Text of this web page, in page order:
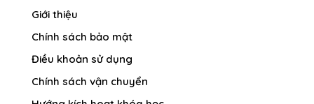
Giới thiệu
Chính sách bảo mật
Điều khoản sử dụng
Chính sách vận chuyển